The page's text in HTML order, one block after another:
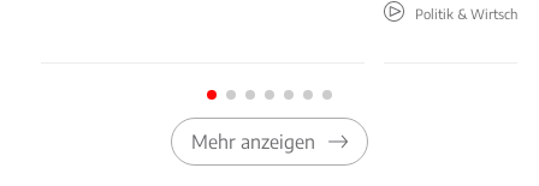
Politik & Wirtschaft
Mehr anzeigen